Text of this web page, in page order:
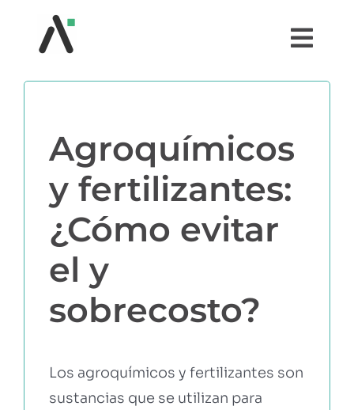
¿QUÉ ES AGRI?
MÓDULOS
TESTIMONIOS
PRECIOS
EBOOKS Y RECURSOS
Agroquímicos
y fertilizantes:
¿Cómo evitar
el y
sobrecosto?
Los agroquímicos y fertilizantes son
sustancias que se utilizan para